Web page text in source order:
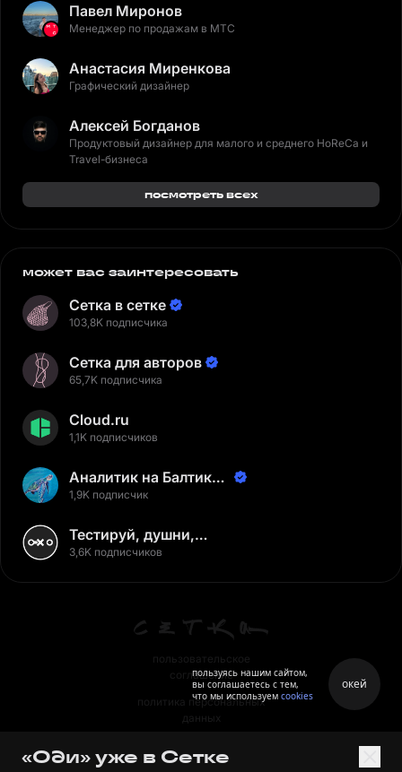
Павел Миронов
Менеджер по продажам в МТС
Анастасия Миренкова
Графический дизайнер
Алексей Богданов
Продуктовый дизайнер для малого и среднего HoReCa и
Travel-бизнеса
посмотреть всех
может вас заинтересовать
Сетка в сетке
103,8K подписчика
Сетка для авторов
65,7K подписчика
Cloud.ru
1,1K подписчиков
Аналитик на Балтике |
Неверов Станислав
1,9K подписчик
Тестируй, душни,
наслаждайся
3,6K подписчиков
пользовательское
соглашение
политика персональных
данных
«Оди» уже в Сетке
пользуясь нашим сайтом,
вы соглашаетесь с тем,
что мы используем cookies
окей